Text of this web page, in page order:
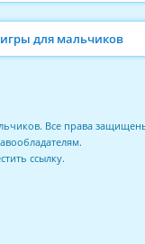
для мальчиков
Все права
ссылку.